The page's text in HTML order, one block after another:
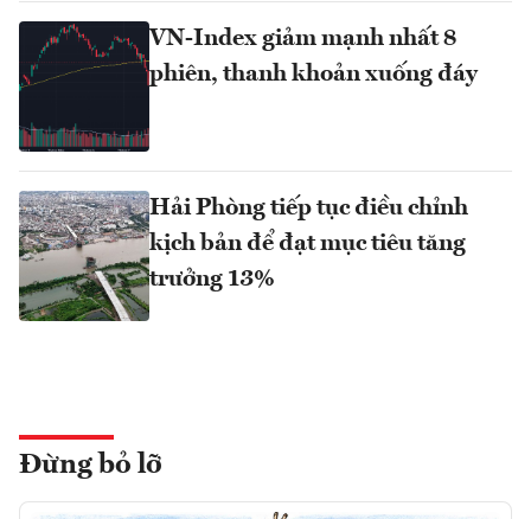
VN-Index giảm mạnh nhất 8
phiên, thanh khoản xuống đáy
Hải Phòng tiếp tục điều chỉnh
kịch bản để đạt mục tiêu tăng
trưởng 13%
Đừng bỏ lỡ